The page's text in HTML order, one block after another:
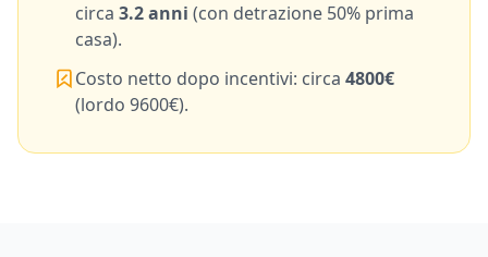
circa 3.2anni (con detrazione 50% prima
casa).
Costo netto dopo incentivi: circa 4800€
(lordo 9600€).